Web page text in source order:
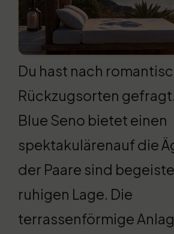
Du hast nach
Rückzugsorten
Blue Seno bietet einen
spektakulärenauf die
der Paare sind
ruhigen Lage. Die
terrassenförmige